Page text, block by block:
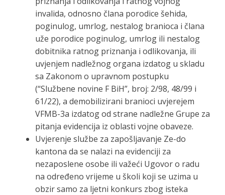
invalida, odnosno člana porodice šehida,
poginulog, umrlog, nestalog branioca i člana
uže porodice poginulog, umrlog ili nestalog
dobitnika ratnog priznanja i odlikovanja, ili
uvjenjem nadležnog organa izdatog u skladu
sa Zakonom o upravnom postupku
(“Službene novine F BiH”, broj: 2/98, 48/99 i
61/22), a demobilizirani branioci uvjerejem
VFMB-3a izdatog od strane nadležne Grupe za
pitanja evidencija iz oblasti vojne obaveze.
Uvjerenje službe za zapošljavanje Ze-do
kantona da se nalazi na evidenciji za
nezaposlene osobe ili važeći Ugovor o radu
na određeno vrijeme u školi koji se uzima u
obzir samo za ljetni konkurs zbog isteka